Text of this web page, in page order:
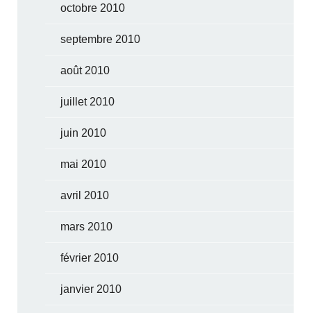
octobre 2010
septembre 2010
août 2010
juillet 2010
juin 2010
mai 2010
avril 2010
mars 2010
février 2010
janvier 2010